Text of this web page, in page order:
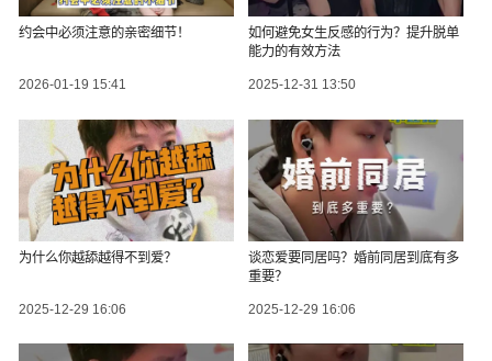
约会中必须注意的亲密细节！
2026-01-19 15:41
如何避免女生反感的行为？提升脱单
能力的有效方法
2025-12-31 13:50
为什么你越舔越得不到爱？
2025-12-29 16:06
谈恋爱要同居吗？婚前同居到底有多
重要？
2025-12-29 16:06